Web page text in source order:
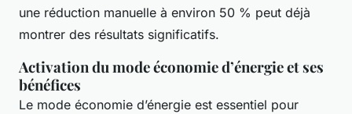
une réduction manuelle à environ 50 % peut déjà
montrer des résultats significatifs.
Activation du mode économie d’énergie et ses
bénéfices
Le mode économie d’énergie est essentiel pour